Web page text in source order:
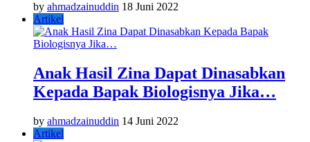
by ahmadzainuddin 18 Juni 2022
Artikel
Anak Hasil Zina Dapat Dinasabkan
Kepada Bapak Biologisnya Jika…
by ahmadzainuddin 14 Juni 2022
Artikel